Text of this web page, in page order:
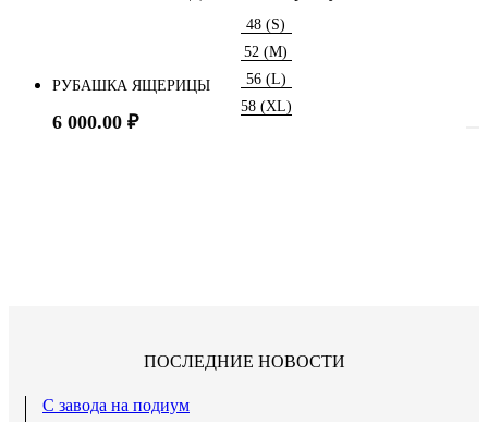
48 (S)
52 (M)
56 (L)
58 (XL)
РУБАШКА ЯЩЕРИЦЫ
6 000.00 ₽
ПОСЛЕДНИЕ НОВОСТИ
С завода на подиум